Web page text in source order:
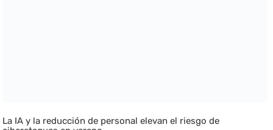
La IA y la reducción de personal elevan el riesgo de